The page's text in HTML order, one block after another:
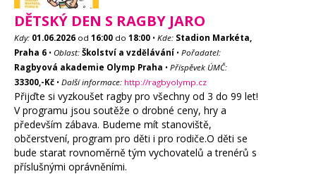
DĚTSKÝ DEN S RAGBY JARO
Kdy: 01.06.2026 od 16:00 do 18:00 • Kde: Stadion Markéta,
Praha 6 • Oblast: Školství a vzdělávání • Pořadatel:
Ragbyová akademie Olymp Praha • Příspěvek ÚMČ:
33300,-Kč • Další informace: http://ragbyolymp.cz
Přijďte si vyzkoušet ragby pro všechny od 3 do 99 let!
V programu jsou soutěže o drobné ceny, hry a
především zábava. Budeme mít stanoviště,
občerstvení, program pro děti i pro rodiče.O děti se
bude starat rovnoměrně tým vychovatelů a trenérů s
příslušnými oprávněními.